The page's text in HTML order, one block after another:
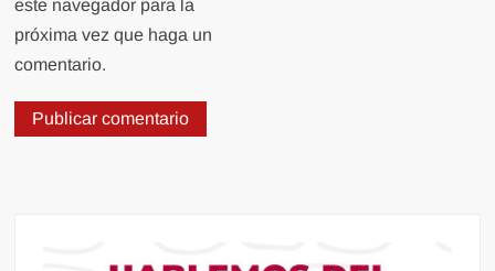
este navegador para la
próxima vez que haga un
comentario.